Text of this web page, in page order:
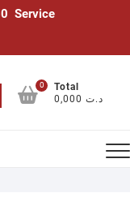
Service
0
Total
0,000 د.ت